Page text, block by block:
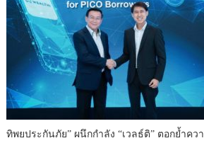
ทิพยประกันภัย” ผนึกกำลัง “เวลธ์ติ” ตอกย้ำควา